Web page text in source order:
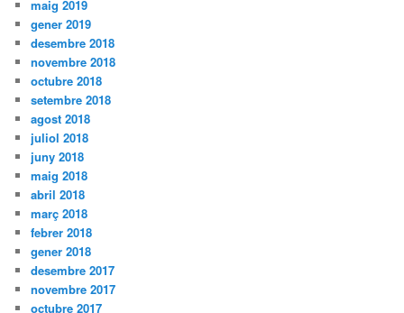
maig 2019
gener 2019
desembre 2018
novembre 2018
octubre 2018
setembre 2018
agost 2018
juliol 2018
juny 2018
maig 2018
abril 2018
març 2018
febrer 2018
gener 2018
desembre 2017
novembre 2017
octubre 2017